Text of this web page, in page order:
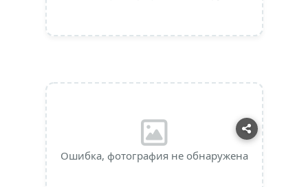
Ошибка, фотография не обнаружена